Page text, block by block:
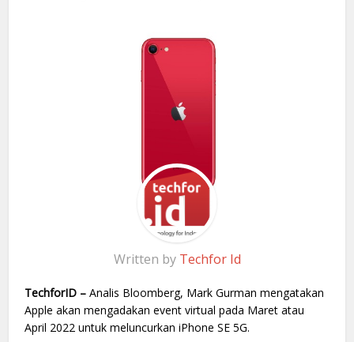
Written by Techfor Id
TechforID –Analis Bloomberg, Mark Gurman mengatakan
Apple akan mengadakan event virtual pada Maret atau
April 2022 untuk meluncurkan iPhone SE 5G.